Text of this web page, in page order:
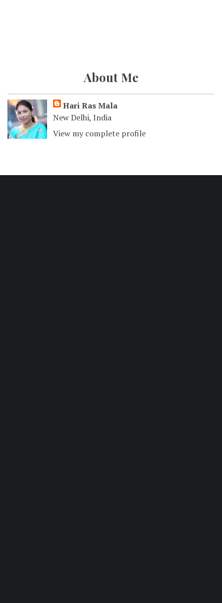
About Me
Hari Ras Mala
New Delhi, India
View my complete profile